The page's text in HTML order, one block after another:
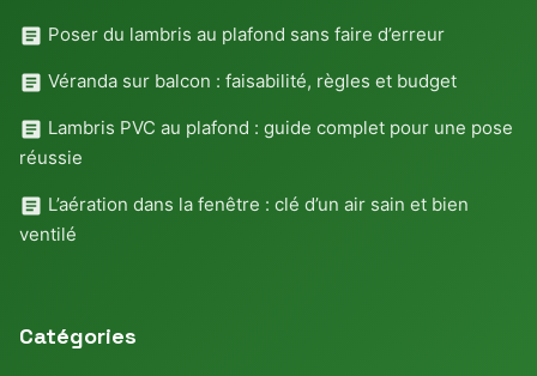
Poser du lambris au plafond sans faire d’erreur
Véranda sur balcon : faisabilité, règles et budget
Lambris PVC au plafond : guide complet pour une pose
réussie
L’aération dans la fenêtre : clé d’un air sain et bien
ventilé
Catégories